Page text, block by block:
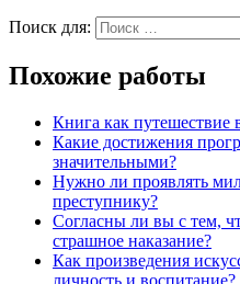
Поиск для:
Похожие работы
Книга как путешествие
Какие достижения
значительными?
Нужно ли проявлять
преступнику?
Согласны ли вы с тем,
страшное наказание?
Как произведения